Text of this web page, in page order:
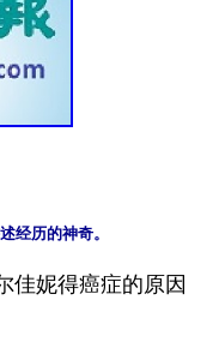
经历的神奇。
佳妮得癌症的原因